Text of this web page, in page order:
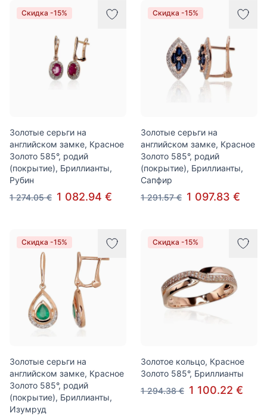
Скидка -15%
Золотые серьги на
английском замке, Красное
Золото 585°, родий
(покрытие), Бриллианты,
Рубин
1 274.05 € 1 082.94 €
Скидка -15%
Золотые серьги на
английском замке, Красное
Золото 585°, родий
(покрытие), Бриллианты,
Сапфир
1 291.57 € 1 097.83 €
Скидка -15%
Золотые серьги на
английском замке, Красное
Золото 585°, родий
(покрытие), Бриллианты,
Изумруд
Скидка -15%
Золотое кольцо, Красное
Золото 585°, Бриллианты
1 294.38 € 1 100.22 €